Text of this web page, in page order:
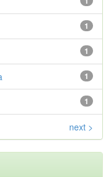
1
1
1
1
next >